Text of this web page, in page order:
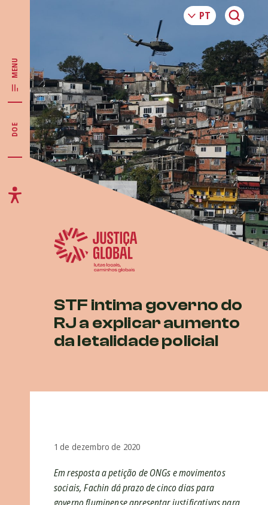
MENU
DOE
STF intima governo do
RJ a explicar aumento
da letalidade policial
1 de dezembro de 2020
Em resposta a petição de ONGs e movimentos
sociais, Fachin dá prazo de cinco dias para